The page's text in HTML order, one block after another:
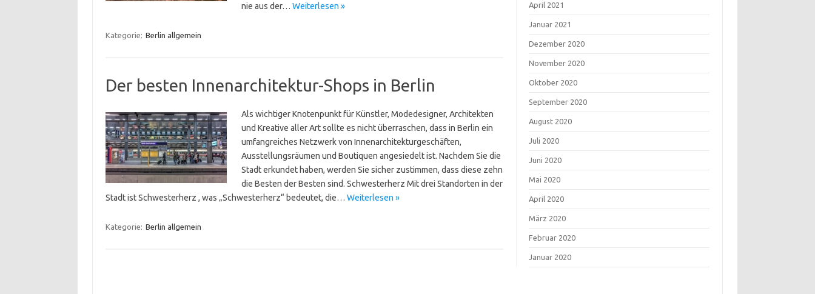
nie aus der… Weiterlesen »
Kategorie: Berlin allgemein
Der besten Innenarchitektur-Shops in Berlin
Als wichtiger Knotenpunkt für Künstler, Modedesigner, Architekten
und Kreative aller Art sollte es nicht überraschen, dass in Berlin ein
umfangreiches Netzwerk von Innenarchitekturgeschäften,
Ausstellungsräumen und Boutiquen angesiedelt ist. Nachdem Sie die
Stadt erkundet haben, werden Sie sicher zustimmen, dass diese zehn
die Besten der Besten sind. Schwesterherz Mit drei Standorten in der
Stadt ist Schwesterherz , was „Schwesterherz“ bedeutet, die… Weiterlesen »
Kategorie: Berlin allgemein
April 2021
Januar 2021
Dezember 2020
November 2020
Oktober 2020
September 2020
August 2020
Juli 2020
Juni 2020
Mai 2020
April 2020
März 2020
Februar 2020
Januar 2020